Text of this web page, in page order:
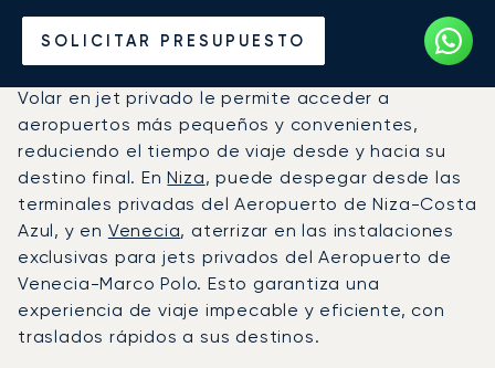
SOLICITAR PRESUPUESTO
Alquile un Jet Privado de
Venecia a Niza
Volar en jet privado le permite acceder a
aeropuertos más pequeños y convenientes,
reduciendo el tiempo de viaje desde y hacia su
destino final. EnNiza, puede despegar desde las
terminales privadas del Aeropuerto de Niza-Costa
Azul, y en Venecia, aterrizar en las instalaciones
exclusivas para jets privados del Aeropuerto de
Venecia-Marco Polo. Esto garantiza una
experiencia de viaje impecable y eficiente, con
traslados rápidos a sus destinos.